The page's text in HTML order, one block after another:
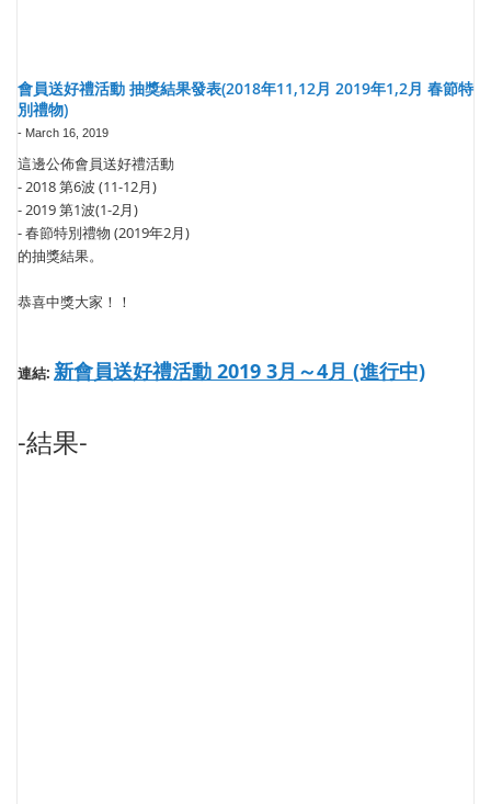
會員送好禮活動 抽獎結果發表(2018年11,12月 2019年1,2月 春節特
別禮物)
- March 16, 2019
這邊公佈會員送好禮活動
- 2018 第6波 (11-12月)
- 2019 第1波(1-2月)
- 春節特別禮物 (2019年2月)
的抽獎結果。
恭喜中獎大家！！
連結: 新會員送好禮活動 2019 3月～4月 (進行中)
-結果-